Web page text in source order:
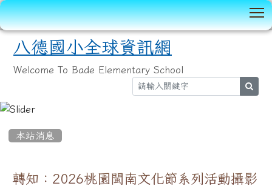
八德國小全球資訊網
Welcome To Bade Elementary School
本站消息
轉知：2026桃園閩南文化節系列活動攝影